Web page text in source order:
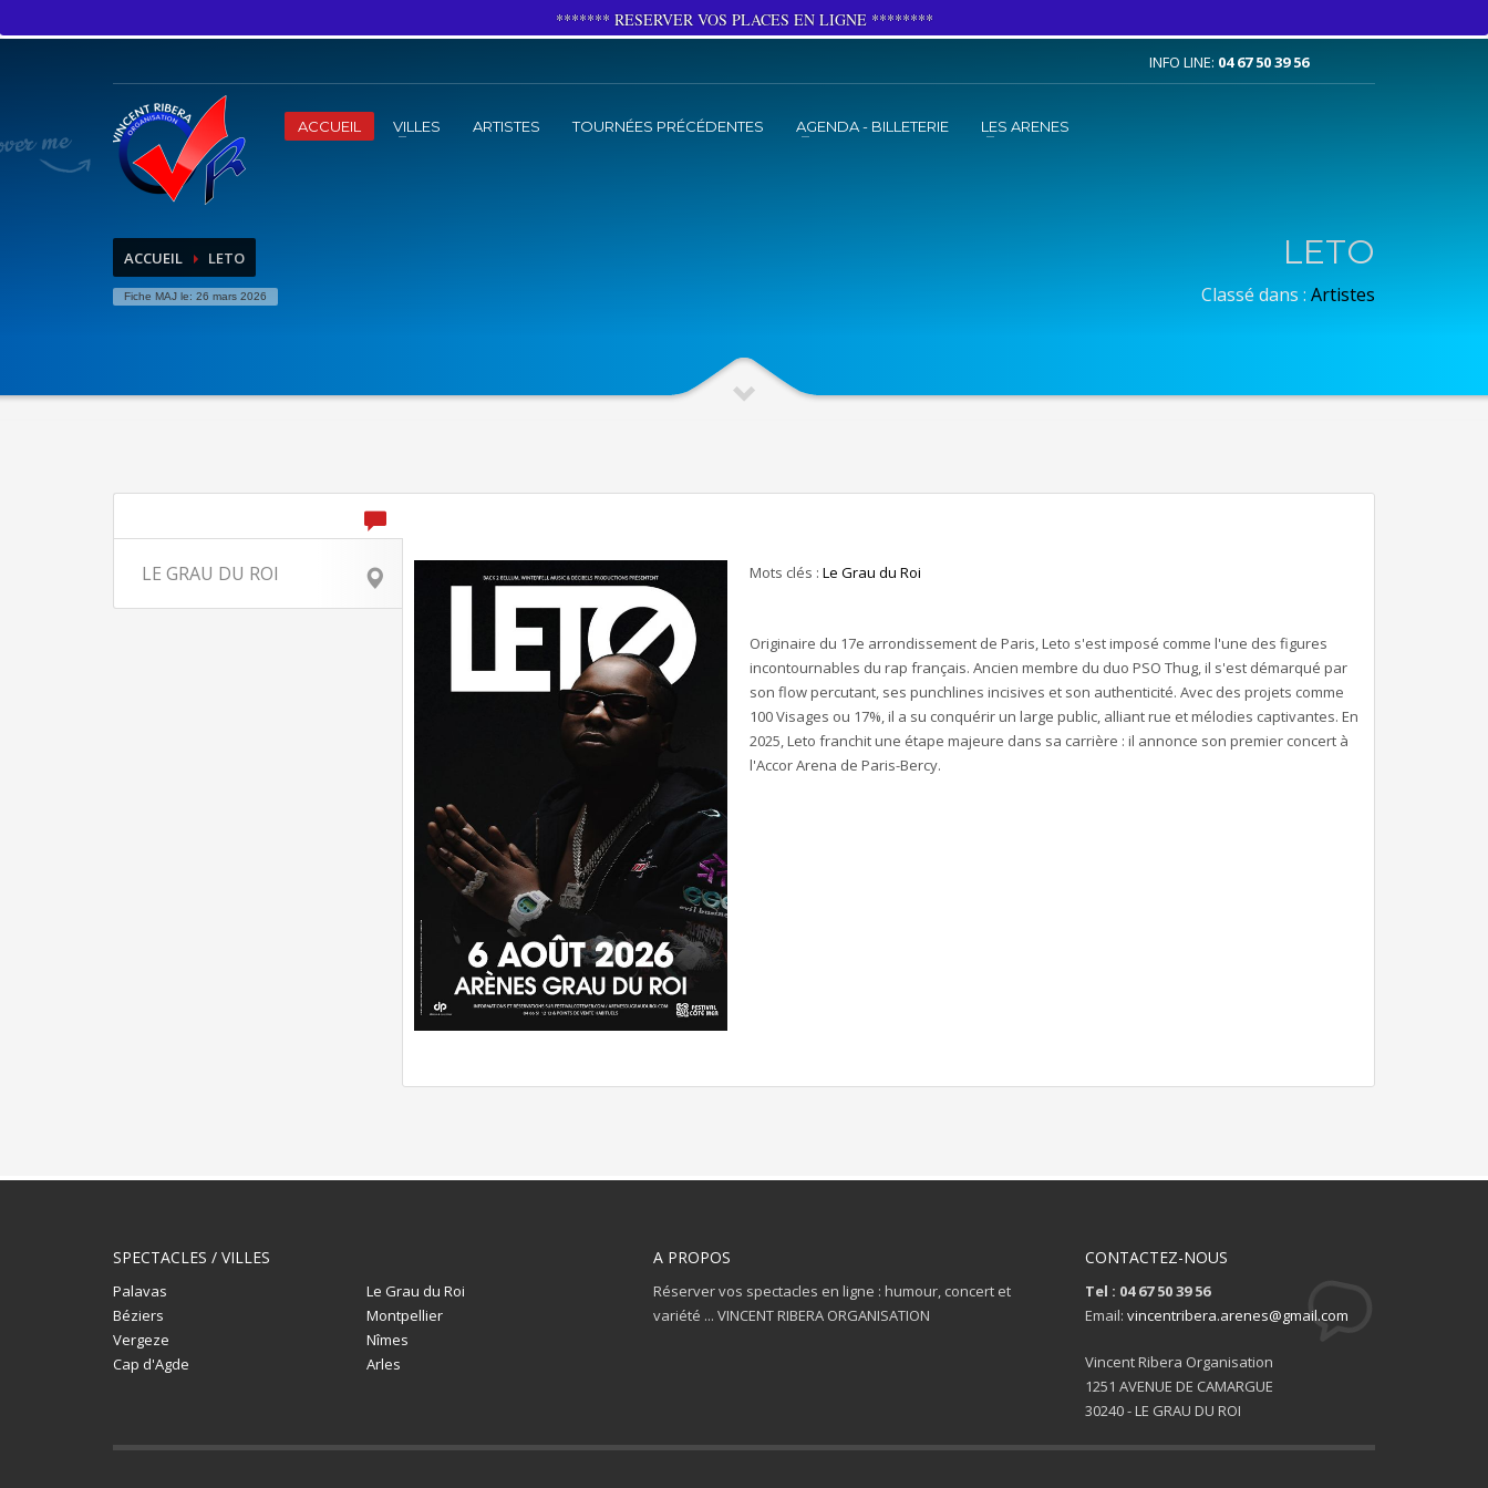
INFO LINE: 04 67 50 39 56
ACCUEIL VILLES ARTISTES TOURNÉES PRÉCÉDENTES AGENDA - BILLETERIE LES ARENES
ACCUEIL LETO
Fiche MAJ le: 26 mars 2026
LETO
Classé dans : Artistes
LE GRAU DU ROI Mots clés :Le Grau du Roi
Originaire du 17e arrondissement de Paris, Leto s'est imposé comme l'une des figures
incontournables du rap français. Ancien membre du duo PSO Thug, il s'est démarqué par
son flow percutant, ses punchlines incisives et son authenticité. Avec des projets comme
100 Visages ou 17%, il a su conquérir un large public, alliant rue et mélodies captivantes. En
2025, Leto franchit une étape majeure dans sa carrière : il annonce son premier concert à
l'Accor Arena de Paris-Bercy.
SPECTACLES / VILLES
Palavas
Le Grau du Roi
Béziers
Montpellier
Vergeze
Nîmes
Cap d'Agde
Arles
A PROPOS
Réserver vos spectacles en ligne : humour, concert et
variété ... VINCENT RIBERA ORGANISATION
CONTACTEZ-NOUS
Tel : 04 67 50 39 56
Email: vincentribera.arenes@gmail.com
Vincent Ribera Organisation
1251 AVENUE DE CAMARGUE
30240 - LE GRAU DU ROI
******* RESERVER VOS PLACES EN LIGNE ********